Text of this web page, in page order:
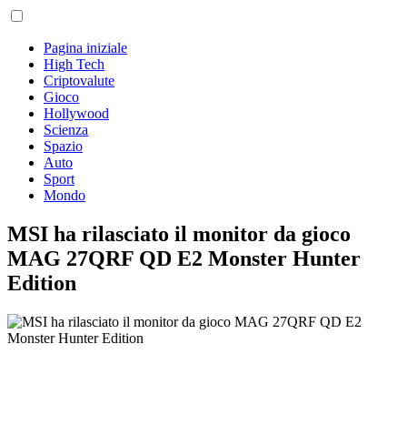
Pagina iniziale
High Tech
Criptovalute
Gioco
Hollywood
Scienza
Spazio
Auto
Sport
Mondo
MSI ha rilasciato il monitor da gioco
MAG 27QRF QD E2 Monster Hunter
Edition